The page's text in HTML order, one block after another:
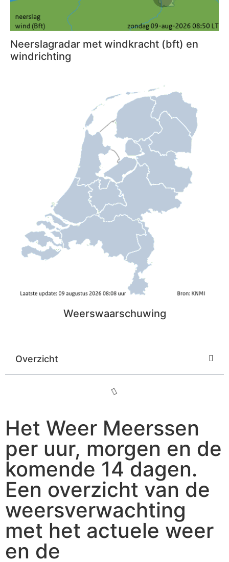
Neerslagradar met windkracht (bft) en
windrichting
Weerswaarschuwing
Overzicht
Het Weer Meerssen
per uur, morgen en de
komende 14 dagen.
Een overzicht van de
weersverwachting
met het actuele weer
en de